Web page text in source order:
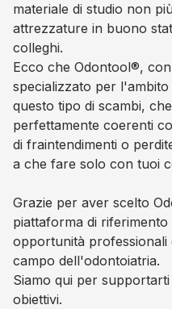
materiale di studio non
attrezzature in buono
colleghi.
Ecco che Odontool®,
specializzato per
questo tipo di scambi,
perfettamente coerenti
di fraintendimenti o
a che fare solo con tuoi
Grazie per aver scelto
piattaforma di
opportunità professionali
campo dell'odontoiatria.
Siamo qui per
obiettivi.